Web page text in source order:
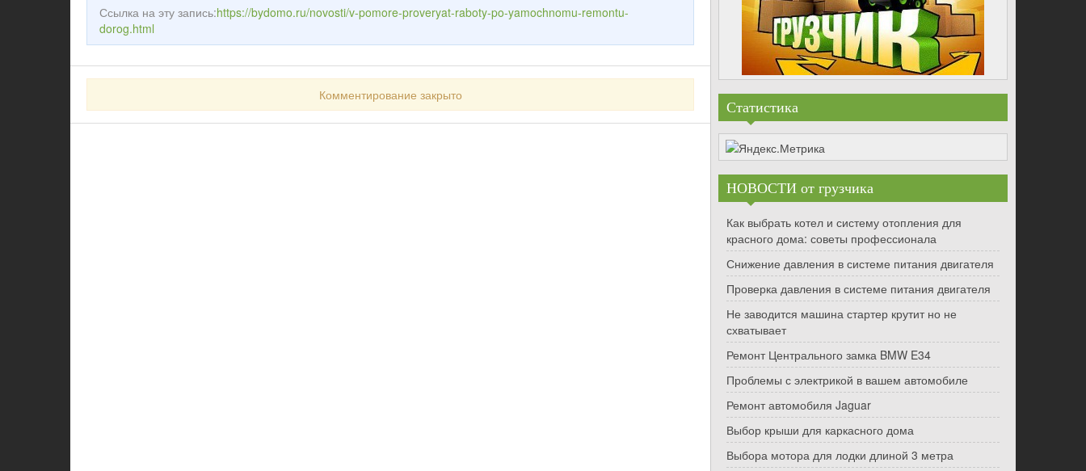
Ссылка на эту запись:https://bydomo.ru/novosti/v-pomore-proveryat-raboty-po-yamochnomu-remontu-
dorog.html
Комментирование закрыто
Статистика
НОВОСТИ от грузчика
Как выбрать котел и систему отопления для
красного дома: советы профессионала
Снижение давления в системе питания двигателя
Проверка давления в системе питания двигателя
Не заводится машина стартер крутит но не
схватывает
Ремонт Центрального замка BMW E34
Проблемы с электрикой в вашем автомобиле
Ремонт автомобиля Jaguar
Выбор крыши для каркасного дома
Выбора мотора для лодки длиной 3 метра